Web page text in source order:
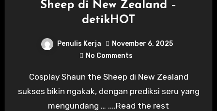
Sheep di New Zealand –
detikHOT
Penulis Kerja
November 6, 2025
No Comments
Cosplay Shaun the Sheep di New Zealand
sukses bikin ngakak, dengan prediksi seru yang
mengundang … ....Read the rest